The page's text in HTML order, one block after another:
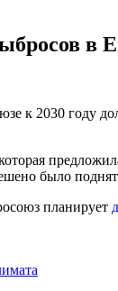
в
к 2030 году
было
планирует